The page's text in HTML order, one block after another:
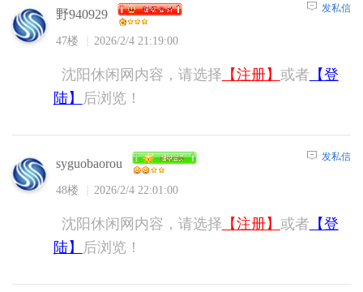
野940929
47楼 2026/2/4 21:19:00
发私信
沈阳休闲网内容，请选择 【注册】 或者 【登
陆】
后浏览！
syguobaorou
48楼 2026/2/4 22:01:00
发私信
沈阳休闲网内容，请选择 【注册】 或者 【登
陆】
后浏览！